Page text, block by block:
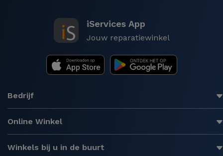
iServices App
Jouw reparatiewinkel
Bedrijf
Online Winkel
Winkels bij u in de buurt